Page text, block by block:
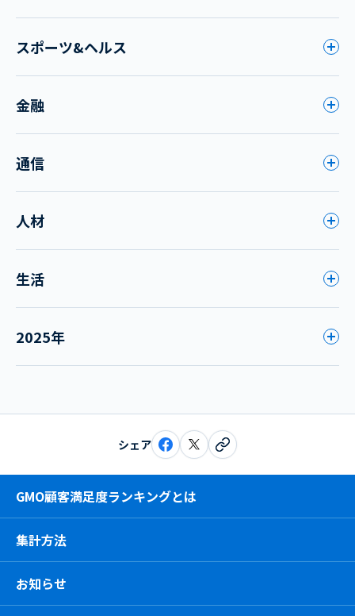
スポーツ&ヘルス
金融
通信
人材
生活
2025年
シェア
GMO顧客満足度ランキングとは
集計方法
お知らせ